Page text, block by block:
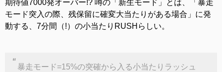
期待値7000発オーバー!? 噂の「新生モード」とは、「暴走
モード突入の際、残保留に確変大当たりがある場合」に発
動する、7分間（!）の小当たりRUSHらしい。
暴走モード=15%の突確から入る小当たりラッシュ